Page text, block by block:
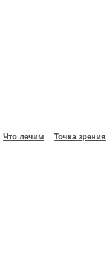
Что лечим Точка зрения